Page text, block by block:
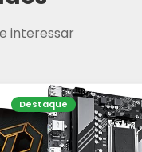
interessar
Destaque